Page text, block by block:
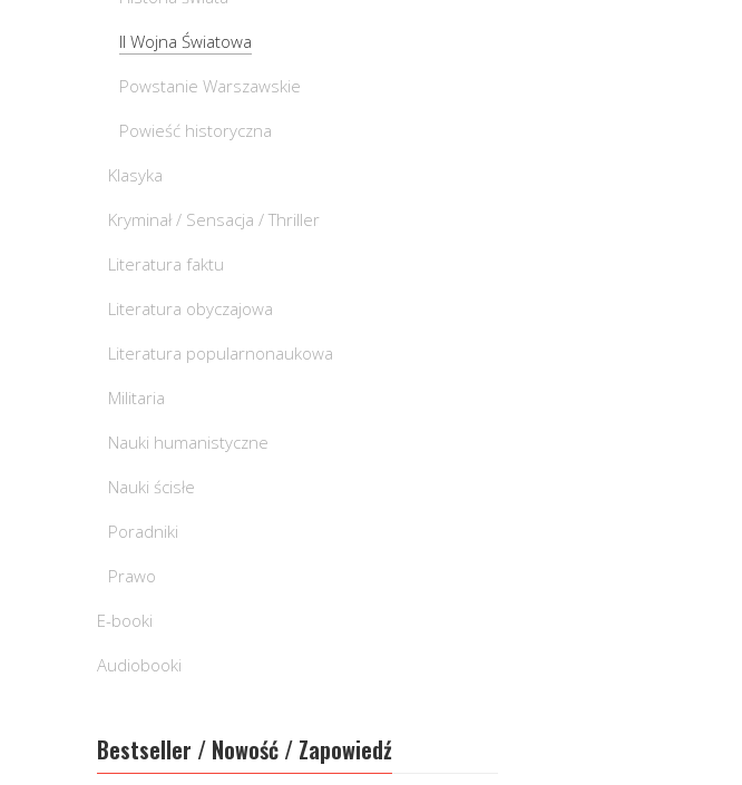
II Wojna Światowa
Powstanie Warszawskie
Powieść historyczna
Klasyka
Kryminał / Sensacja / Thriller
Literatura faktu
Literatura obyczajowa
Literatura popularnonaukowa
Militaria
Nauki humanistyczne
Nauki ścisłe
Poradniki
Prawo
E-booki
Audiobooki
Bestseller / Nowość / Zapowiedź